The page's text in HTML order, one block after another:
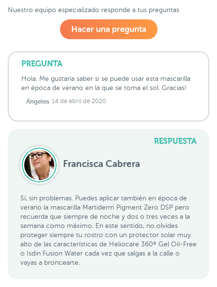
Nuestro equipo especializado responde a tus preguntas
Hacer una pregunta
PREGUNTA
Hola. Me gustaría saber si se puede usar esta mascarilla
en época de verano en la que se toma el sol. Gracias!
Ángeles 14 de abril de 2020
RESPUESTA
Sí, sin problemas. Puedes aplicar también en época de
verano la mascarilla Martiderm Pigment Zero DSP pero
recuerda que siempre de noche y dos o tres veces a la
semana como máximo. En este sentido, no olvides
proteger siempre tu rostro con un protector solar muy
alto de las características de Heliocare 360º Gel Oil-Free
o Isdin Fusion Water cada vez que salgas a la calle o
vayas a broncearte.
Francisca Cabrera